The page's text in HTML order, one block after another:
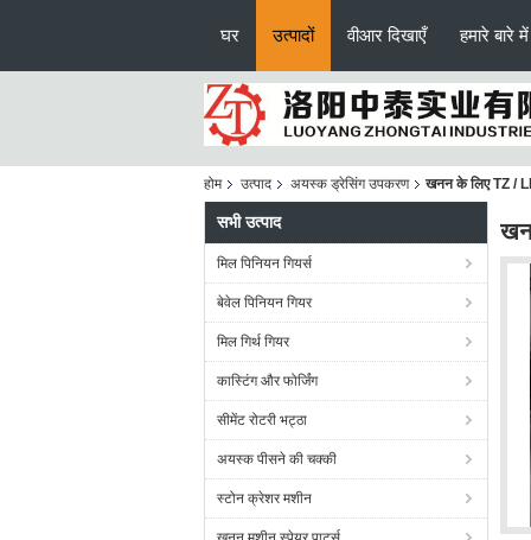
घर उत्पादों वीआर दिखाएँ हमारे बारे में
होम उत्पाद अयस्क ड्रेसिंग उपकरण खनन के लिए TZ /
सभी उत्पाद
मिल पिनियन गियर्स
बेवेल पिनियन गियर
मिल गिर्थ गियर
कास्टिंग और फोर्जिंग
सीमेंट रोटरी भट्ठा
अयस्क पीसने की चक्की
स्टोन क्रेशर मशीन